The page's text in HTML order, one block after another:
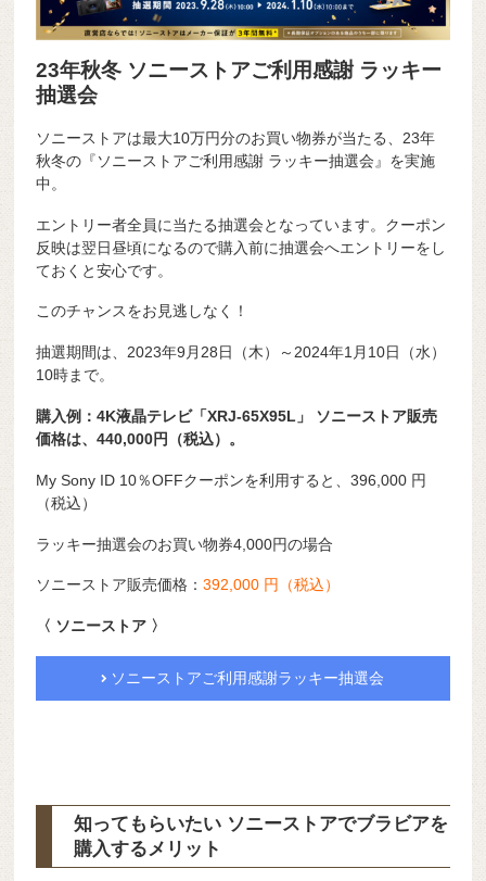
23年秋冬 ソニーストアご利用感謝 ラッキー
抽選会
ソニーストアは最大10万円分のお買い物券が当たる、23年
秋冬の『ソニーストアご利用感謝 ラッキー抽選会』を実施
中。
エントリー者全員に当たる抽選会となっています。クーポン
反映は翌日昼頃になるので購入前に抽選会へエントリーをし
ておくと安心です。
このチャンスをお見逃しなく！
抽選期間は、2023年9月28日（木）～2024年1月10日（水）
10時まで。
購入例：4K液晶テレビ「XRJ-65X95L」 ソニーストア販売
価格は、440,000円（税込）。
My Sony ID 10％OFFクーポンを利用すると、396,000 円
（税込）
ラッキー抽選会のお買い物券4,000円の場合
ソニーストア販売価格：392,000 円（税込）
〈 ソニーストア 〉
ソニーストアご利用感謝ラッキー抽選会
知ってもらいたい ソニーストアでブラビアを
購入するメリット